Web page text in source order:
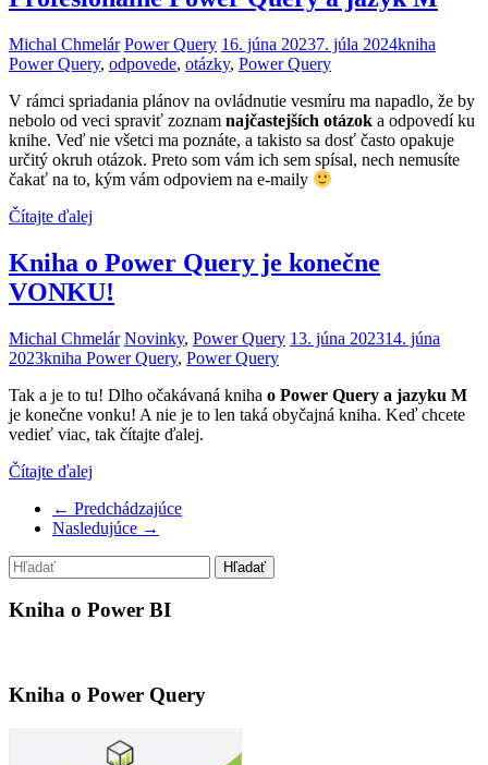
Michal Chmelár Power Query 16. júna 20237. júla 2024kniha
Power Query, odpovede, otázky, Power Query
V rámci spriadania plánov na ovládnutie vesmíru ma napadlo, že by
nebolo od veci spraviť zoznam najčastejších otázok a odpovedí ku
knihe. Veď nie všetci ma poznáte, a takisto sa dosť často opakuje
určitý okruh otázok. Preto som vám ich sem spísal, nech nemusíte
čakať na to, kým vám odpoviem na e-maily
Čítajte ďalej
Kniha o Power Query je konečne
VONKU!
Michal Chmelár Novinky, Power Query 13. júna 202314. júna
2023kniha Power Query, Power Query
Tak a je to tu! Dlho očakávaná kniha o Power Query a jazyku M
je konečne vonku! A nie je to len taká obyčajná kniha. Keď chcete
vedieť viac, tak čítajte ďalej.
Čítajte ďalej
← Predchádzajúce
Nasledujúce →
Kniha o Power BI
Kniha o Power Query